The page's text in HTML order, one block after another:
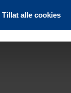
Tillat alle cookies